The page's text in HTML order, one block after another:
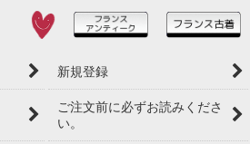
新規登録
ご注文前に必ずお読みくださ
い。